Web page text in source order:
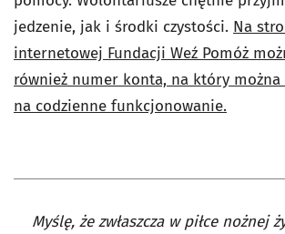
jedzenie, jak i środki czystości. Na
internetowej Fundacji Weź Pomóż
również numer konta, na który można
na codzienne funkcjonowanie.
Myślę, że zwłaszcza w piłce nożnej